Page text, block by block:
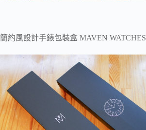
簡約風設計手錶包裝盒 MAVEN WATCHES